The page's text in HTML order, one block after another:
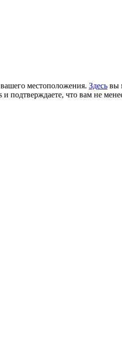
местоположения. Здесь вы
подтверждаете, что вам не